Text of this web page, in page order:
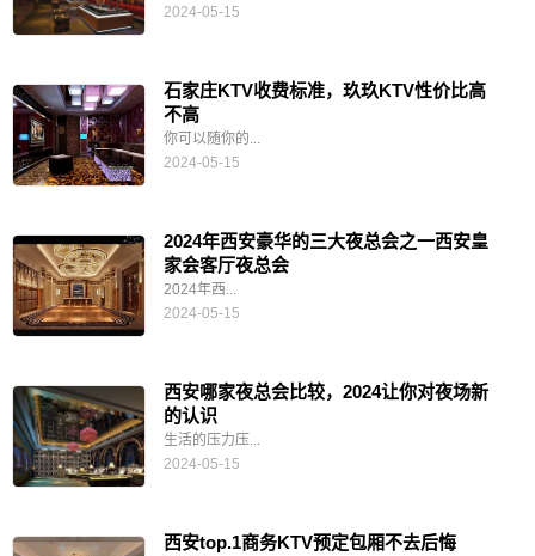
2024-05-15
石家庄KTV收费标准，玖玖KTV性价比高
不高
你可以随你的...
2024-05-15
2024年西安豪华的三大夜总会之一西安皇
家会客厅夜总会
2024年西...
2024-05-15
西安哪家夜总会比较，2024让你对夜场新
的认识
生活的压力压...
2024-05-15
西安top.1商务KTV预定包厢不去后悔